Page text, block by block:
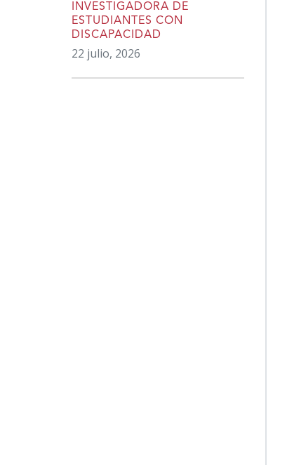
INVESTIGADORA DE
ESTUDIANTES CON
DISCAPACIDAD
22 julio, 2026